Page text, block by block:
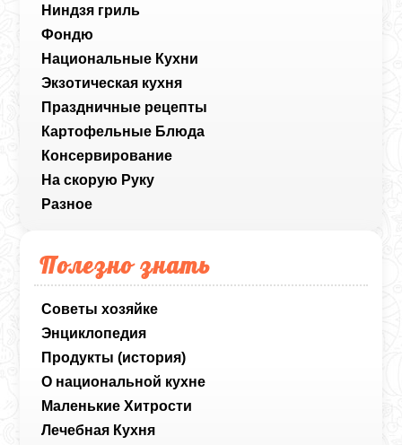
Ниндзя гриль
Фондю
Национальные Кухни
Экзотическая кухня
Праздничные рецепты
Картофельные Блюда
Консервирование
На скорую Руку
Разное
Полезно знать
Советы хозяйке
Энциклопедия
Продукты (история)
О национальной кухне
Маленькие Хитрости
Лечебная Кухня